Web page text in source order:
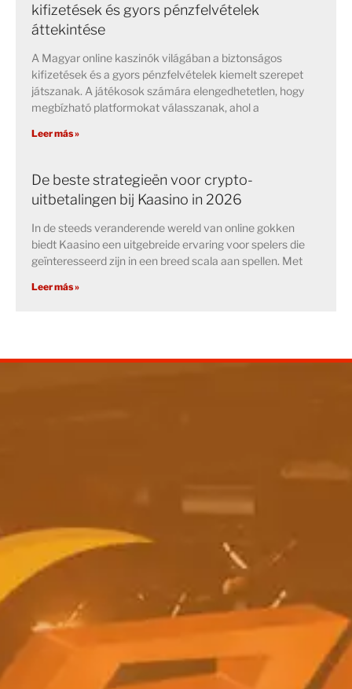
kifizetések és gyors pénzfelvételek
áttekintése
A Magyar online kaszinók világában a biztonságos
kifizetések és a gyors pénzfelvételek kiemelt szerepet
játszanak. A játékosok számára elengedhetetlen, hogy
megbízható platformokat válasszanak, ahol a
Leer más »
De beste strategieën voor crypto-
uitbetalingen bij Kaasino in 2026
In de steeds veranderende wereld van online gokken
biedt Kaasino een uitgebreide ervaring voor spelers die
geïnteresseerd zijn in een breed scala aan spellen. Met
Leer más »